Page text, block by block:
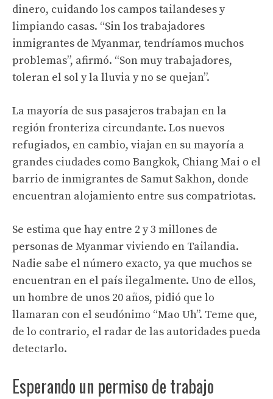
dinero, cuidando los campos tailandeses y
limpiando casas. “Sin los trabajadores
inmigrantes de Myanmar, tendríamos muchos
problemas”, afirmó. “Son muy trabajadores,
toleran el sol y la lluvia y no se quejan”.
La mayoría de sus pasajeros trabajan en la
región fronteriza circundante. Los nuevos
refugiados, en cambio, viajan en su mayoría a
grandes ciudades como Bangkok, Chiang Mai o el
barrio de inmigrantes de Samut Sakhon, donde
encuentran alojamiento entre sus compatriotas.
Se estima que hay entre 2 y 3 millones de
personas de Myanmar viviendo en Tailandia.
Nadie sabe el número exacto, ya que muchos se
encuentran en el país ilegalmente. Uno de ellos,
un hombre de unos 20 años, pidió que lo
llamaran con el seudónimo “Mao Uh”. Teme que,
de lo contrario, el radar de las autoridades pueda
detectarlo.
Esperando un permiso de trabajo